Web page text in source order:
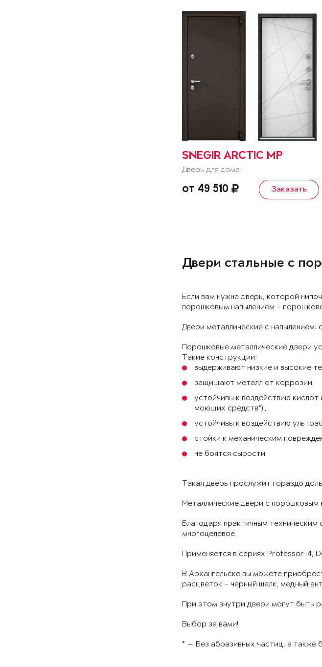
SNEGIR ARCTIC MP
Дверь для дома
от 49 510 Заказать
Двери стальные с
Если вам нужна дверь, которой
порошковым напылением –
Двери металлические с напылением:
Порошковые металлические двери
Такие конструкции:
выдерживают низкие и высокие
защищают металл от коррозии,
устойчивы к воздействию
моющих средств*).,
устойчивы к воздействию
стойки к механическим
не боятся сырости
Такая дверь прослужит гораздо
Металлические двери с порошковым
Благодаря практичным
многоцелевое.
Применяется в сериях Professor-4,
В Архангельске вы можете
расцветок – черный шелк, медный
При этом внутри двери могут быть
Выбор за вами!
* — Без абразивных частиц, а также